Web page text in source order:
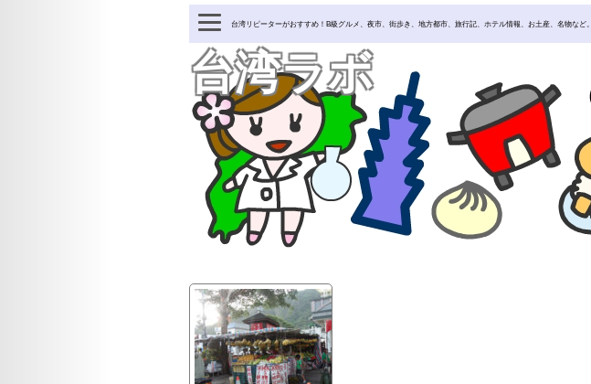
台湾リピーターがおすすめ！B級グルメ、夜市、街歩き、地方都市、旅行記、ホテル情報、お土産、名物など。
台湾ラボ